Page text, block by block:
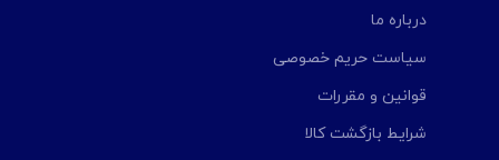
درباره ما
سیاست حریم خصوصی
قوانین و مقررات
شرایط بازگشت کالا